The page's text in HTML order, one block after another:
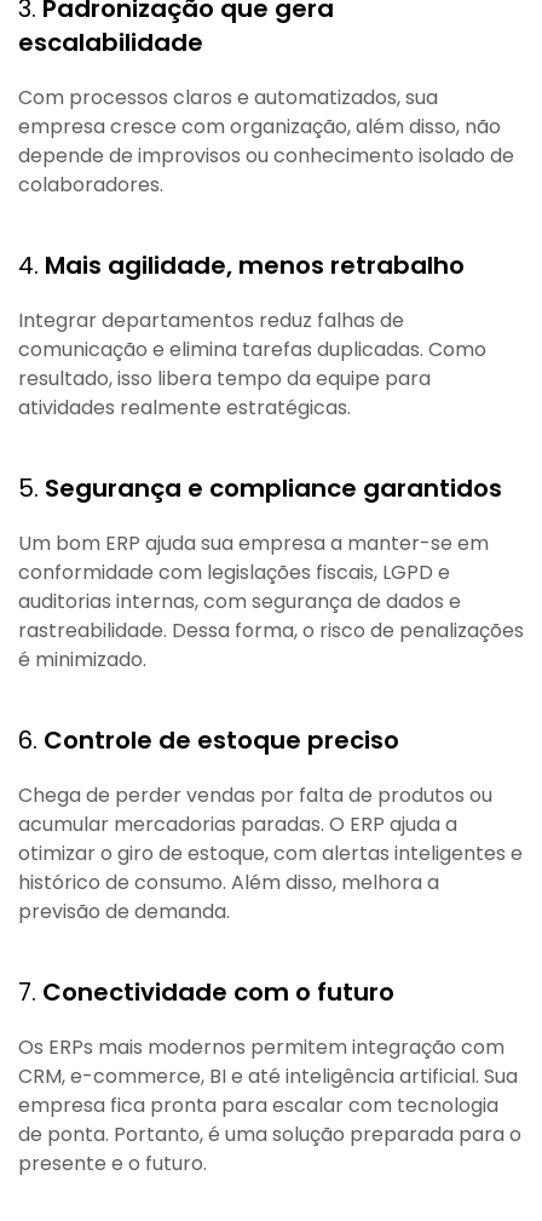
3. Padronização que gera
escalabilidade
Com processos claros e automatizados, sua
empresa cresce com organização, além disso, não
depende de improvisos ou conhecimento isolado de
colaboradores.
4. Mais agilidade, menos retrabalho
Integrar departamentos reduz falhas de
comunicação e elimina tarefas duplicadas. Como
resultado, isso libera tempo da equipe para
atividades realmente estratégicas.
5. Segurança e compliance garantidos
Um bom ERP ajuda sua empresa a manter-se em
conformidade com legislações fiscais, LGPD e
auditorias internas, com segurança de dados e
rastreabilidade. Dessa forma, o risco de penalizações
é minimizado.
6. Controle de estoque preciso
Chega de perder vendas por falta de produtos ou
acumular mercadorias paradas. O ERP ajuda a
otimizar o giro de estoque, com alertas inteligentes e
histórico de consumo. Além disso, melhora a
previsão de demanda.
7. Conectividade com o futuro
Os ERPs mais modernos permitem integração com
CRM, e-commerce, BI e até inteligência artificial. Sua
empresa fica pronta para escalar com tecnologia
de ponta. Portanto, é uma solução preparada para o
presente e o futuro.